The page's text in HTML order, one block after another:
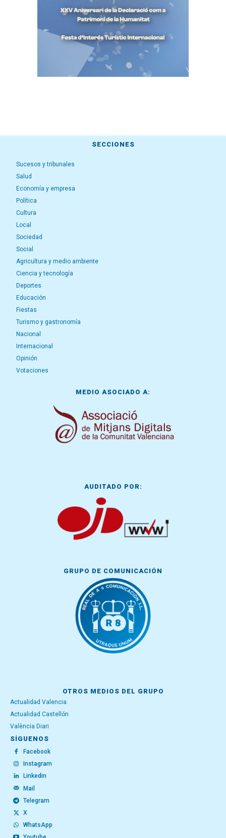
SECCIONES
Sucesos y tribunales
Salud
Economía y empresa
Política
Cultura
Local
Sociedad
Social
Agricultura y medio ambiente
Ciencia y tecnología
Deportes
Educación
Fiestas
Turismo y gastronomía
Nacional
Internacional
Opinión
Votaciones
MEDIO ASOCIADO A:
AUDITADO POR:
GRUPO DE COMUNICACIÓN
OTROS MEDIOS DEL GRUPO
Actualidad Valencia
Actualidad Castellón
València Diari
SÍGUENOS
Facebook
Instagram
Linkedin
Mail
Telegram
X
WhatsApp